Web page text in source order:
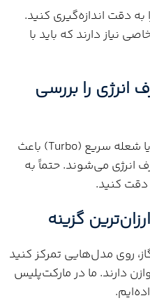
به دقت اندازه‌گیری کنید.
نیاز دارند که باید با
انرژی را بررسی
مدل‌هایی با شعله پخش‌کن بزرگ یا شعله سریع (Turbo) باعث
می‌شوند. حتماً به
کنید.
روی مدل‌هایی تمرکز کنید
دارند. ما در مارکت‌پلیس